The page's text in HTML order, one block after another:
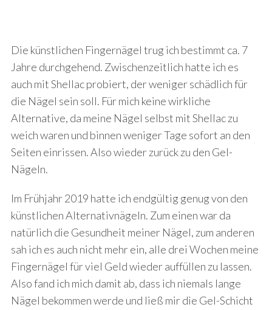
Die künstlichen Fingernägel trug ich bestimmt ca. 7
Jahre durchgehend. Zwischenzeitlich hatte ich es
auch mit Shellac probiert, der weniger schädlich für
die Nägel sein soll. Für mich keine wirkliche
Alternative, da meine Nägel selbst mit Shellac zu
weich waren und binnen weniger Tage sofort an den
Seiten einrissen. Also wieder zurück zu den Gel-
Nägeln.
Im Frühjahr 2019 hatte ich endgültig genug von den
künstlichen Alternativnägeln. Zum einen war da
natürlich die Gesundheit meiner Nägel, zum anderen
sah ich es auch nicht mehr ein, alle drei Wochen meine
Fingernägel für viel Geld wieder auffüllen zu lassen.
Also fand ich mich damit ab, dass ich niemals lange
Nägel bekommen werde und ließ mir die Gel-Schicht